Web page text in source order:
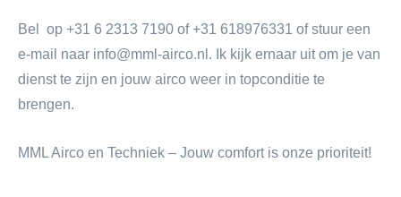
Bel op +31 6 2313 7190 of+31 618976331 of stuur een
e-mail naar info@mml-airco.nl. Ik kijk ernaar uit om je van
dienst te zijn en jouw airco weer in topconditie te
brengen.
MML Airco en Techniek – Jouw comfort is onze prioriteit!